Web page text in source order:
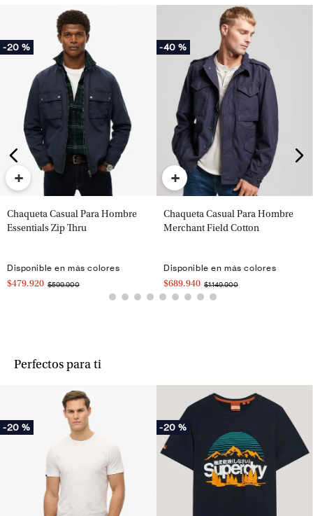
-20 %
+
Chaqueta Casual Para Hombre
Essentials Zip Thru
Disponible en más colores
$479.920 $599.900
-40 %
+
Chaqueta Casual Para Hombre
Merchant Field Cotton
Disponible en más colores
$689.940 $1.149.900
Perfectos para ti
-20 % -20 %